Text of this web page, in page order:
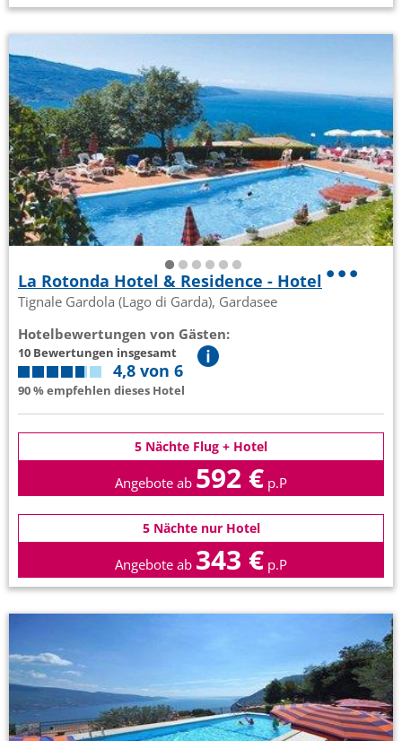
La Rotonda Hotel & Residence - Hotel
Tignale Gardola (Lago di Garda), Gardasee
Hotelbewertungen von Gästen:
10 Bewertungen insgesamt
4,8 von 6
90 % empfehlen dieses Hotel
5 Nächte Flug + Hotel
Angebote ab 592 € p.P
5 Nächte nur Hotel
Angebote ab 343 € p.P